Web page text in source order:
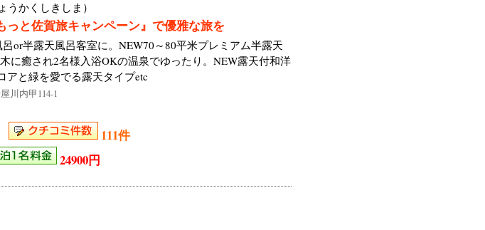
うかくしきしま）
っと佐賀旅キャンペーン』で優雅な旅を
or半露天風呂客室に。NEW70～80平米プレミアム半露天
に癒され2名様入浴OKの温泉でゆったり。NEW露天付和洋
アと緑を愛でる露天タイプetc
川内甲114-1
111件
24900円